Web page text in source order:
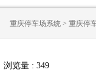
重庆停车场系统 > 重庆停
浏览量 : 349